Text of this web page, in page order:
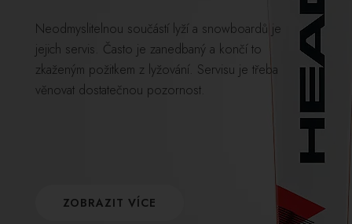
Neodmyslitelnou součástí lyží a snowboardů je
jejich servis. Často je zanedbaný a končí to
zkaženým požitkem z lyžování. Servisu je třeba
věnovat dostatečnou pozornost.
ZOBRAZIT VÍCE